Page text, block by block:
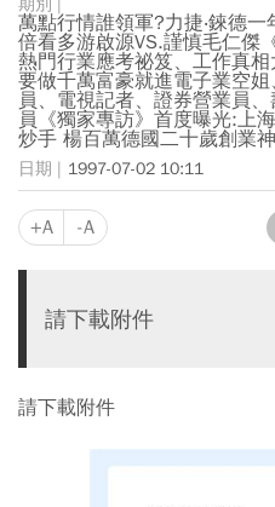
萬點行情誰領軍?力捷‧錸德一
倍看多游啟源VS.謹慎毛仁傑
熱門行業應考祕笈、工作真相
要做千萬富豪就進電子業空
員、電視記者、證券營業員
員《獨家專訪》首度曝光:上
炒手 楊百萬德國二十歲創業
1997-07-02 10:11
+A -A
請下載附件
請下載附件